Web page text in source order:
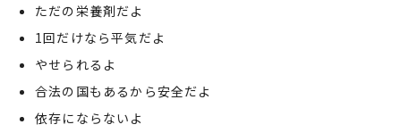
ただの栄養剤だよ
1回だけなら平気だよ
やせられるよ
合法の国もあるから安全だよ
依存にならないよ